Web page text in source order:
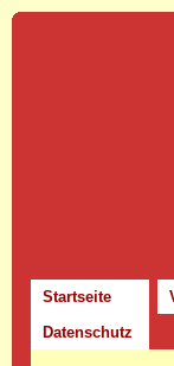
Startseite
Datenschutz